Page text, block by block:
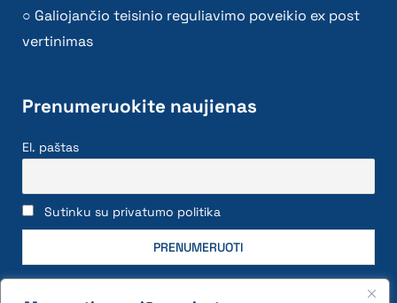
Galiojančio teisinio reguliavimo poveikio ex post
vertinimas
Prenumeruokite naujienas
El. paštas
Sutinku su privatumo politika